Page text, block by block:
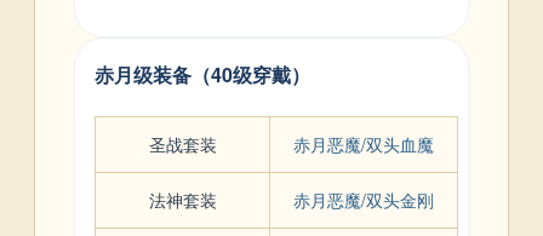
赤月级装备（40级穿戴）
圣战套装 赤月恶魔/双头血魔
法神套装 赤月恶魔/双头金刚